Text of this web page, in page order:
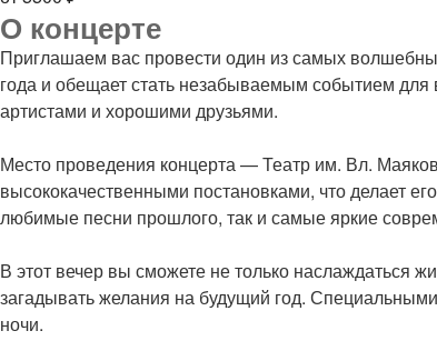
О концерте
Приглашаем вас провести один из самых
года и обещает стать незабываемым событием
артистами и хорошими друзьями.
Место проведения концерта — Театр им. Вл.
высококачественными постановками, что делает
любимые песни прошлого, так и самые яркие
В этот вечер вы сможете не только наслаждаться
загадывать желания на будущий год.
ночи.